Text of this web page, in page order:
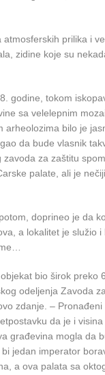
atmosferskih prilika i
zidine koje su
godine, tokom
sa velelepnim
arheolozima bilo je
da bude vlasnik
za zaštitu
palate, ali je
doprineo je da
a lokalitet je služio
bio širok preko
odeljenja Zavoda
zdanje. –
da je i
građevina mogla da
jedan imperator
a ova palata sa